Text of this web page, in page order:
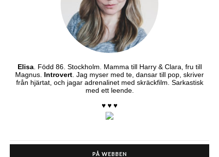
Elisa. Född 86. Stockholm. Mamma till Harry & Clara, fru till
Magnus. Introvert . Jag myser med te, dansar till pop, skriver
från hjärtat, och jagar adrenalinet med skräckfilm. Sarkastisk
med ett leende.
♥ ♥ ♥
PÅ WEBBEN